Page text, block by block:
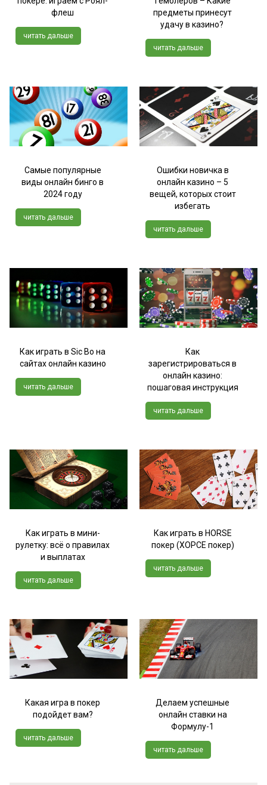
флеш
читать дальше
предметы принесут
удачу в казино?
читать дальше
Самые популярные
виды онлайн бинго в
2024 году
читать дальше
Ошибки новичка в
онлайн казино – 5
вещей, которых стоит
избегать
читать дальше
Как играть в Sic Bo на
сайтах онлайн казино
читать дальше
Как
зарегистрироваться в
онлайн казино:
пошаговая инструкция
читать дальше
Как играть в мини-
рулетку: всё о правилах
и выплатах
читать дальше
Как играть в HORSE
покер (ХОРСЕ покер)
читать дальше
Какая игра в покер
подойдет вам?
читать дальше
Делаем успешные
онлайн ставки на
Формулу-1
читать дальше